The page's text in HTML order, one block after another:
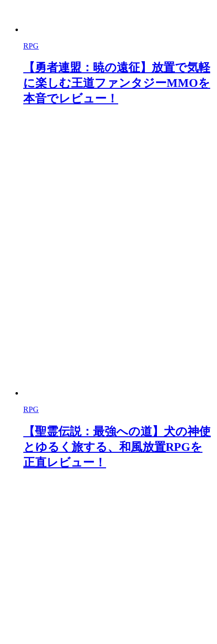
RPG
【勇者連盟：暁の遠征】放置で気軽
に楽しむ王道ファンタジーMMOを
本音でレビュー！
RPG
【聖霊伝説：最強への道】犬の神使
とゆるく旅する、和風放置RPGを
正直レビュー！